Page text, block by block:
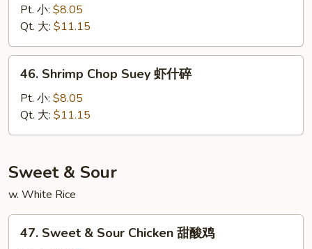
Chop
Suey
牛
什
Pt. 小: $8.05
Qt. 大: $11.15
Shrimp
Chop
Suey
虾
碎
46. Shrimp Chop Suey 虾什碎
Pt. 小: $8.05
Qt. 大: $11.15
Sweet & Sour
w. White Rice
Sweet
47. Sweet & Sour Chicken 甜酸鸡